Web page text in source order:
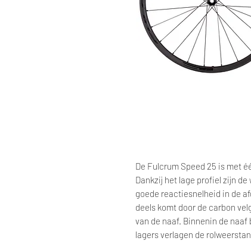
De Fulcrum Speed 25 is met
Dankzij het lage profiel zijn
goede reactiesnelheid in de
deels komt door de carbon
van de naaf. Binnenin de
lagers verlagen de